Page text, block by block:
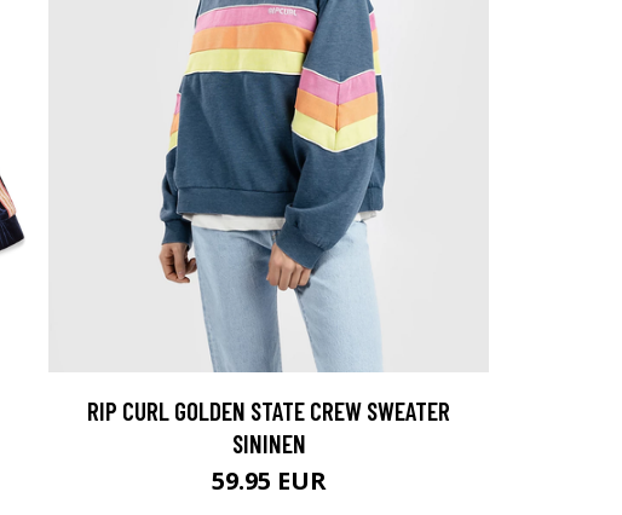
RIP CURL GOLDEN STATE CREW SWEATER
SININEN
59.95 EUR